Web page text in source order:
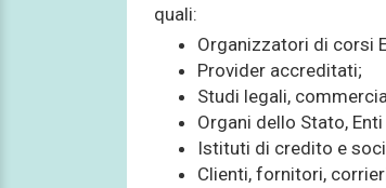
quali:
Organizzatori di corsi
Provider accreditati;
Studi legali,
Organi dello Stato,
Istituti di credito e
Clienti, fornitori,